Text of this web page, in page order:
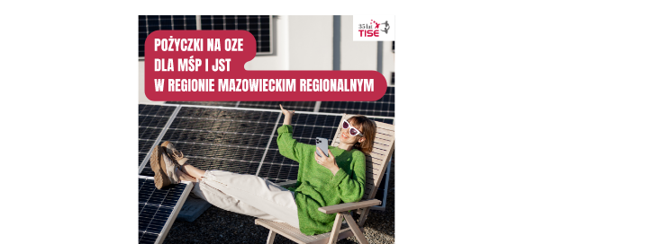
Oferta dla MSP
Oferta dla NGO/PES
Fundusz FKIS
Rodo